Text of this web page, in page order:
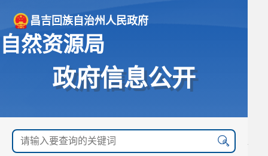
昌吉回族自治州人民政府
自然资源局
政府信息公开